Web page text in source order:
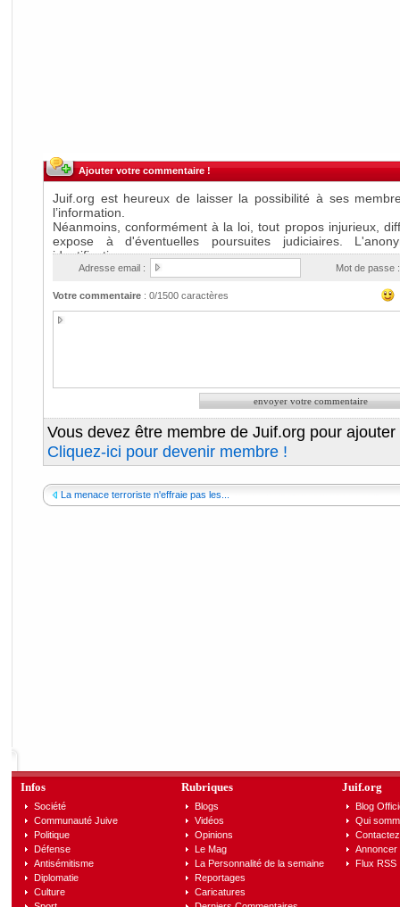
Ajouter votre commentaire !
Adresse email : Mot de passe :
Votre commentaire: 0/1500 caractères
Vous devez être membre de Juif.org pour
Cliquez-ici pour devenir membre !
La menace terroriste n'effraie pas les...
Infos
Société
Communauté Juive
Politique
Défense
Antisémitisme
Diplomatie
Culture
Rubriques
Blogs
Vidéos
Opinions
Le Mag
La Personnalité de la semaine
Reportages
Caricatures
Juif.org
Blog
Qui
Annoncer
Flux RSS